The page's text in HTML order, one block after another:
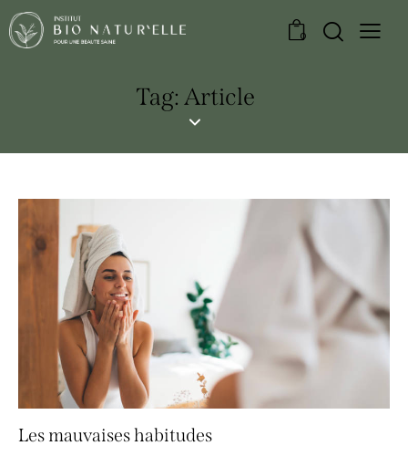
0
Tag: Article
Les mauvaises habitudes